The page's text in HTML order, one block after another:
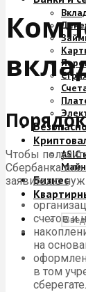
Бизнес
Чтобы
Сбербанка
заявителю
счетов и
на
в том